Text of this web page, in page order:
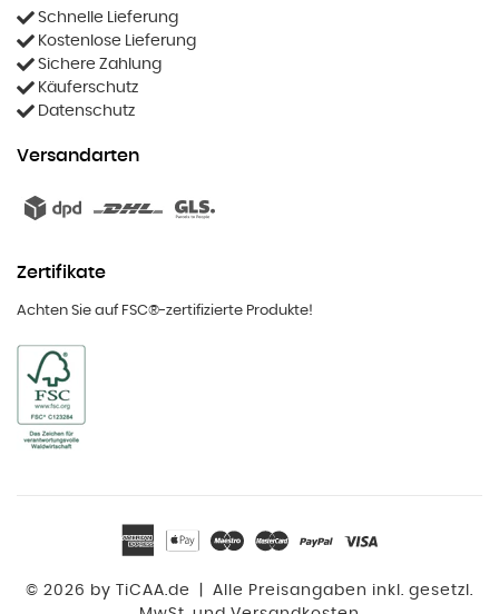
Schnelle Lieferung
Kostenlose Lieferung
Sichere Zahlung
Käuferschutz
Datenschutz
Versandarten
Zertifikate
Achten Sie auf FSC®-zertifizierte Produkte!
© 2026 by TiCAA.de
Alle Preisangaben inkl. gesetzl.